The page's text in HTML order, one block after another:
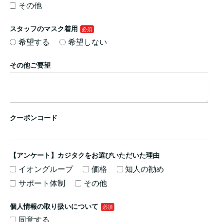
その他
スタッフのマスク着用
希望する 希望しない
その他ご要望
クーポンコード
【アンケート】カジタクをお選びいただいた理由
イオングループ 価格
知人の勧め
サポート体制
その他
個人情報の取り扱いについて
同意する